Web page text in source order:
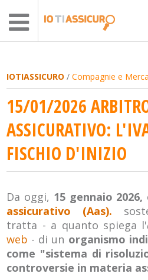
IOTIASSICURO /Compagnie e
15/01/2026
ASSICURATIVO:
FISCHIO D'INIZIO
Da oggi, 15 gennaio
assicurativo (Aas).
tratta - a quanto spiega l'
web - di un organismo
come "sistema di
controversie in materia